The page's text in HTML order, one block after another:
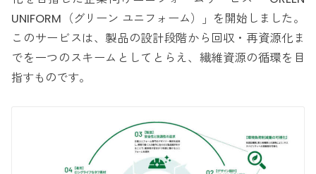
UNIFORM（グリーン ユニフォーム）」を開始しました。
このサービスは、製品の設計段階から回収・再資源化ま
でを一つのスキームとしてとらえ、繊維資源の循環を目
指すものです。